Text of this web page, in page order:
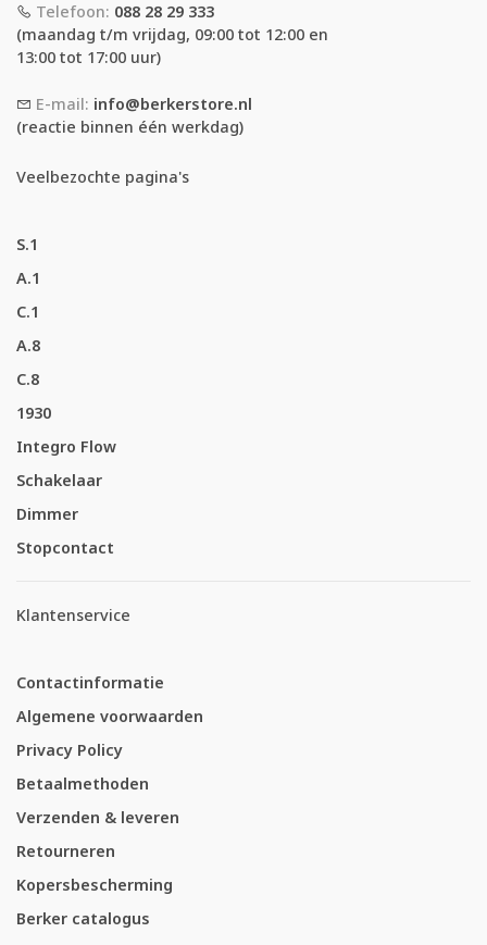
Telefoon: 088 28 29 333
(maandag t/m vrijdag, 09:00 tot 12:00 en
13:00 tot 17:00 uur)
E-mail: info@berkerstore.nl
(reactie binnen één werkdag)
Veelbezochte pagina's
S.1
A.1
C.1
A.8
C.8
1930
Integro Flow
Schakelaar
Dimmer
Stopcontact
Klantenservice
Contactinformatie
Algemene voorwaarden
Privacy Policy
Betaalmethoden
Verzenden & leveren
Retourneren
Kopersbescherming
Berker catalogus